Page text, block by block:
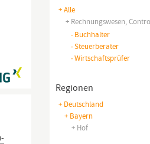
+ Alle
+ Rechnungswesen,
-Buchhalter
-Steuerberater
-Wirtschaftsprüfer
Regionen
+ Deutschland
+ Bayern
+ Hof